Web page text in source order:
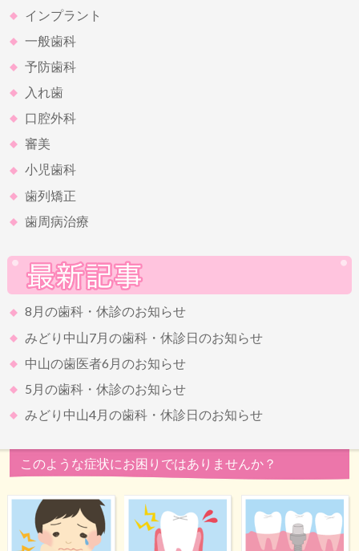
インプラント
一般歯科
予防歯科
入れ歯
口腔外科
審美
小児歯科
歯列矯正
歯周病治療
8月の歯科・休診のお知らせ
みどり中山7月の歯科・休診日のお知らせ
中山の歯医者6月のお知らせ
5月の歯科・休診のお知らせ
みどり中山4月の歯科・休診日のお知らせ
このような症状にお困りではありませんか？